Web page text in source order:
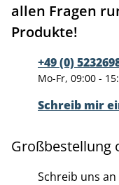
allen Fragen
Produkte!
+49 (0)
Mo-Fr, 09:00 -
Schreib mir
Großbestellung
Schreib uns an